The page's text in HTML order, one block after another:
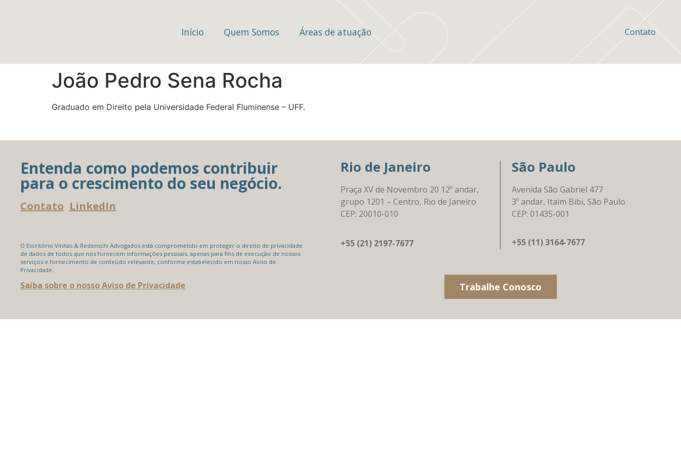
Início Quem Somos Áreas de atuação Contato
João Pedro Sena Rocha
Graduado em Direito pela Universidade Federal Fluminense – UFF.
Entenda como podemos contribuir
para o crescimento do seu negócio.
Contato LinkedIn
O Escritório Vinhas & Redenschi Advogados está comprometido em proteger o direito de privacidade
de dados de todos que nos fornecem informações pessoais, apenas para fins de execução de nossos
serviços e fornecimento de conteúdo relevante, conforme estabelecido em nosso Aviso de
Privacidade.
Saiba sobre o nosso Aviso de Privacidade
Rio de Janeiro
Praça XV de Novembro 20 12º andar,
grupo 1201 – Centro, Rio de Janeiro
CEP: 20010-010
+55 (21) 2197-7677
São Paulo
Avenida São Gabriel 477
3º andar, Itaim Bibi, São Paulo
CEP: 01435-001
+55 (11) 3164-7677
Trabalhe Conosco